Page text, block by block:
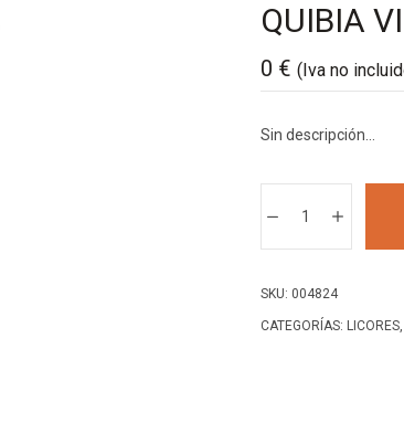
QUIBIA
0 € (Iva no
Sin descripción…
VINO
MALLORCA
ML
SKU: 004824
CATEGORÍAS: LICORES,